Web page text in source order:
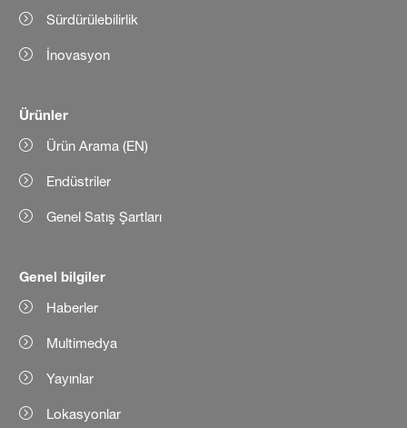
Sürdürülebilirlik
İnovasyon
Ürünler
Ürün Arama (EN)
Endüstriler
Genel Satış Şartları
Genel bilgiler
Haberler
Multimedya
Yayınlar
Lokasyonlar